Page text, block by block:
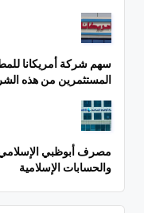
سهم شركة أمريكانا
المستثمرين من هذه الشركة
مصرف أبوظبي
والحسابات الإسلامية